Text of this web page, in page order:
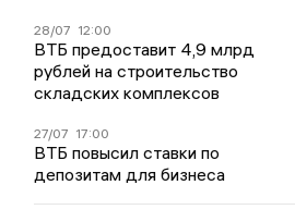
28/07 12:00
ВТБ предоставит 4,9 млрд
рублей на строительство
складских комплексов
27/07 17:00
ВТБ повысил ставки по
депозитам для бизнеса